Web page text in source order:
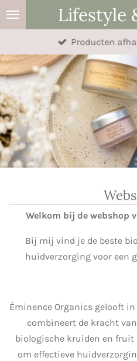
Ga
direct
de
hoofdinhoud
Lifestyle
Producten
Welkom bij de webshop
Bij mij vind je de beste
huidverzorging voor een
Éminence Organics gelooft
combineert de kracht
biologische kruiden en fruit
om effectieve